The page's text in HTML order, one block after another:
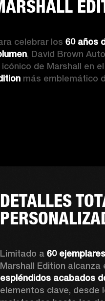
celebrar los 60 años
, David Brown
icónico de Marshall en el
más emblemático
DETALLES
Limitado a 60 ejemplares
espléndidos acabados
elementos clave, desde